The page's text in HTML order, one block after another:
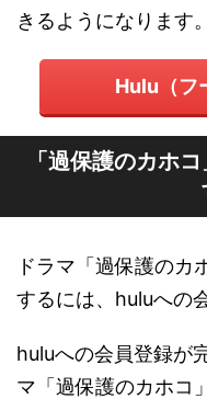
きるようになります。
Hulu（フ
「過保護のカホ
ドラマ「過保護のカ
するには、huluへの
huluへの会員登録が
マ「過保護のカホコ